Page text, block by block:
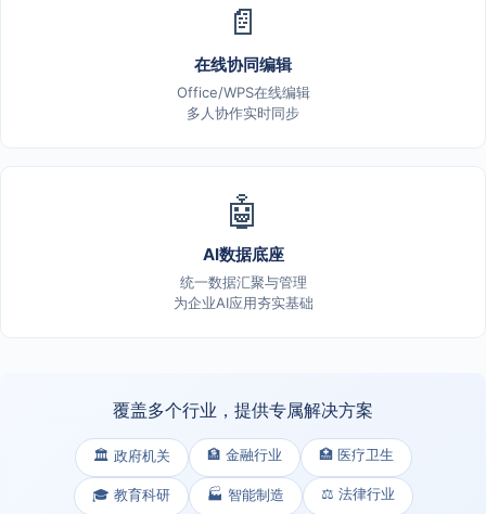
📄
在线协同编辑
Office/WPS在线编辑
多人协作实时同步
🤖
AI数据底座
统一数据汇聚与管理
为企业AI应用夯实基础
覆盖多个行业，提供专属解决方案
🏛️ 政府机关 🏦 金融行业 🏥 医疗卫生
🎓 教育科研 🏭 智能制造 ⚖️ 法律行业